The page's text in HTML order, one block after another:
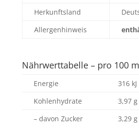
Herkunftsland
Allergenhinweis
Nährwerttabelle – pro 100
Energie
316
Kohlenhydrate
3,97 g
– davon Zucker
3,29 g